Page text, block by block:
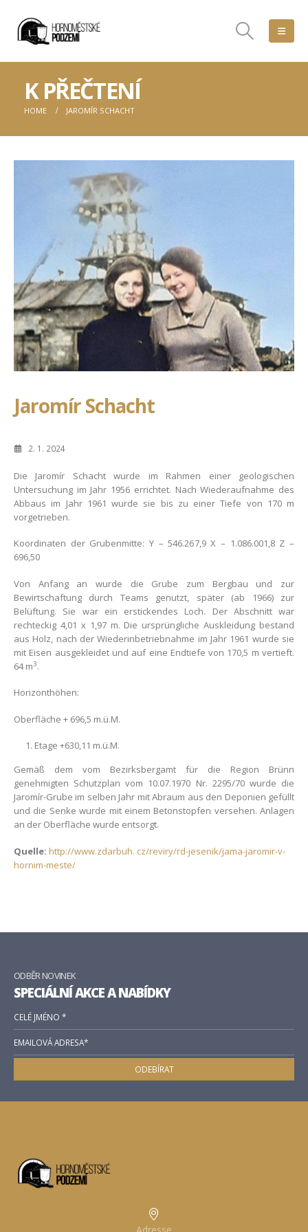
K PŘEČTENÍ
HOME JAROMÍR SCHACHT
Jaromír Schacht
2. 1. 2024
Die Jaromír Schacht wurde im Rahmen einer geologischen
Untersuchung im Jahr 1956 errichtet. Nach Wiederaufnahme des
Abbaus im Jahr 1961 wurde sie bis zu einer Tiefe von 170 m
vorgetrieben.
Koordinaten der Grubenmitte: Y – 546.267,9 X – 1.086.001,8 Z –
696,50
Von Anfang an wurde die Grube zum Bergbau und zur
Bewirtschaftung durch Teams genutzt, später (ab 1966) zur
Belüftung. Sie war ein erstickendes Loch. Der Abschnitt war
rechteckig 4,01 x 1,97 m. Die ursprüngliche Auskleidung bestand
aus Holz, nach der Wiederinbetriebnahme im Jahr 1961 wurde sie
mit Eisen ausgekleidet und auf eine Endtiefe von 170,5 m vertieft.
64 m3.
Horizonthöhen:
Oberfläche + 696,5 m.ü.M.
Etage +630,11 m.ü.M.
Gemäß dem vom Bezirksbergamt für die Region Brünn
genehmigten Schutzplan vom 10.07.1970 Nr. 2295/70 wurde die
Jaromír-Grube im selben Jahr mit Abraum aus den Deponien gefüllt
und die Senke wurde mit einem Betonstopfen versehen. Anlagen
an der Oberfläche wurde entsorgt.
Quelle: http://www.zdarbuh. cz/reviry/rd-jesenik/jama-jaromir-v-
hornim-meste/
ODBĚR NOVINEK
SPECIÁLNÍ AKCE A NABÍDKY